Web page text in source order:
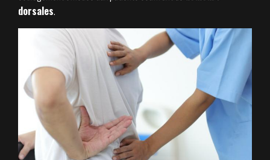
dorsales.